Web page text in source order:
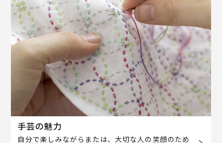
手芸の魅力
自分で楽しみながらまたは、大切な人の笑顔のため